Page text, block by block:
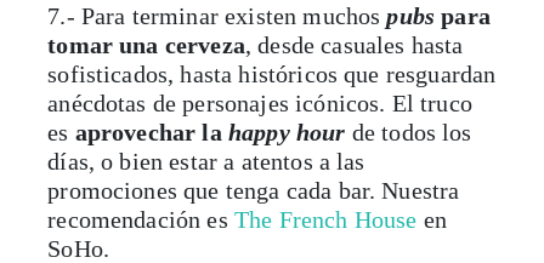
7.- Para terminar existen muchospubspara
tomar una cerveza, desde casuales hasta
sofisticados, hasta históricos que resguardan
anécdotas de personajes icónicos. El truco
es aprovechar la happy hour de todos los
días, o bien estar a atentos a las
promociones que tenga cada bar. Nuestra
recomendación es The French House en
SoHo.